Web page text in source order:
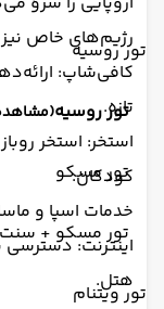
تور روسیه
تور روسیه
تور مسکو
تور مسکو + سنت
تور ویتنام
رژیم‌های خاص
کافی‌شاپ:
تازه.
استخر: استخر
کودکان.
خدمات اسپا و
اینترنت:
هتل.